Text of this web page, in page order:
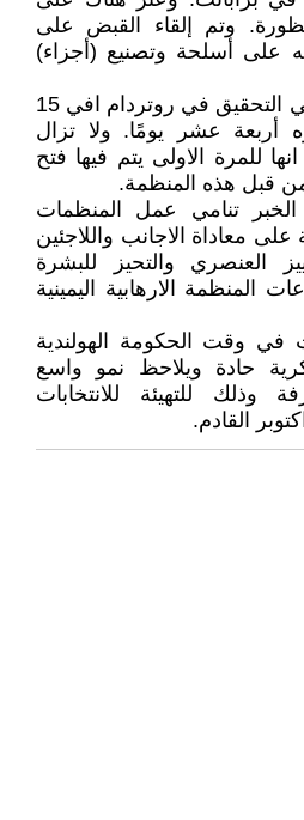
وتم إلقاء القبض على
على أسلحة وتصنيع (أجزاء)
وقد مثل الرجل أمام قاضي التحقيق في روتردام افي 15
أربعة عشر يومًا. ولا تزال
للمرة الاولى يتم فيها فتح
قبل هذه المنظمة.
تنامي عمل المنظمات
على معاداة الاجانب واللاجئين
العنصري والتحيز للبشرة
المنظمة الارهابية اليمينية
في وقت الحكومة الهولندية
حادة ويلاحظ نمو واسع
وذلك للتهيئة للانتخابات